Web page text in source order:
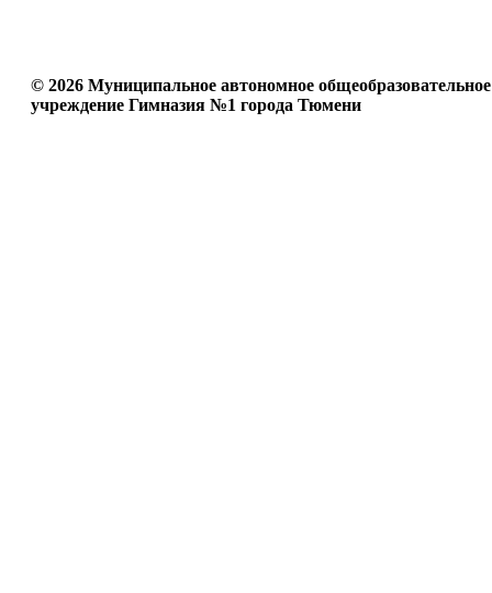
© 2026 Муниципальное автономное общеобразовательное
учреждение Гимназия №1 города Тюмени